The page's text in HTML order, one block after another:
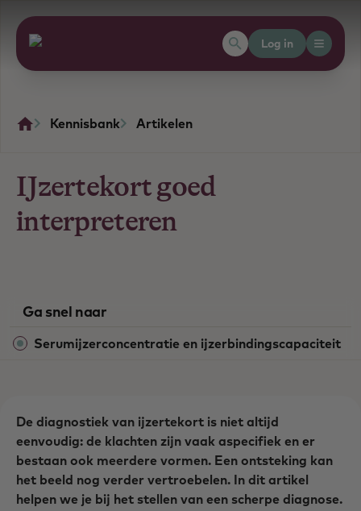
Log in
Kennisbank Artikelen
IJzertekort goed
interpreteren
Ga snel naar
Serumijzerconcentratie en ijzerbindingscapaciteit
De diagnostiek van ijzertekort is niet altijd
eenvoudig: de klachten zijn vaak aspecifiek en er
bestaan ook meerdere vormen. Een ontsteking kan
het beeld nog verder vertroebelen. In dit artikel
helpen we je bij het stellen van een scherpe diagnose.